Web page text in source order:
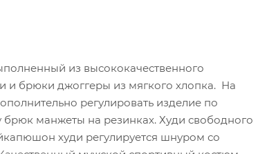
из высококачественного
и брюки джоггеры из мягкого хлопка. На
регулировать изделие по
манжеты на резинках. Худи свободного
худи регулируется шнуром со